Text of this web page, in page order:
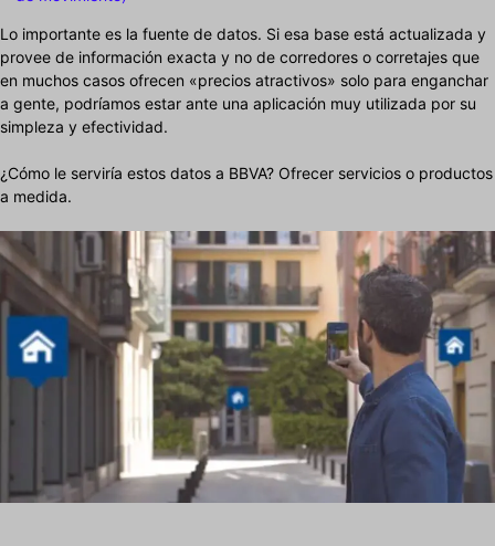
Lo importante es la fuente de datos. Si esa base está actualizada y
provee de información exacta y no de corredores o corretajes que
en muchos casos ofrecen «precios atractivos» solo para enganchar
a gente, podríamos estar ante una aplicación muy utilizada por su
simpleza y efectividad.
¿Cómo le serviría estos datos a BBVA? Ofrecer servicios o productos
a medida.